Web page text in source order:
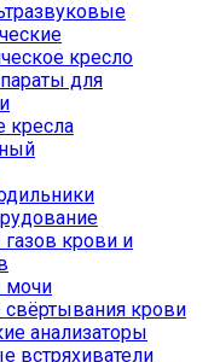
кресло
для
крови и
мочи
свёртывания крови
анализаторы
встряхиватели